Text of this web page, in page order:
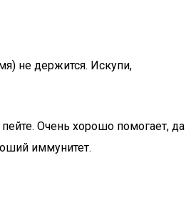
не держится. Искупи,
Очень хорошо помогает, да
иммунитет.